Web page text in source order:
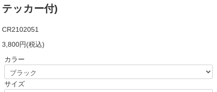
テッカー付)
CR2102051
3,800円(税込)
カラー
サイズ